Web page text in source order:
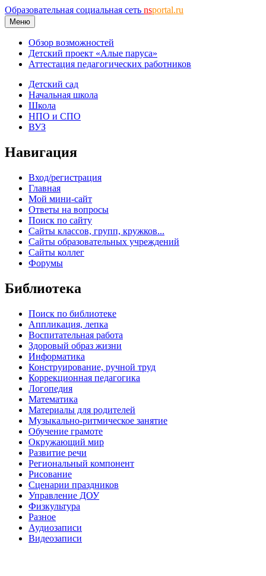
Образовательная социальная сеть nsportal.ru
Меню
Обзор возможностей
Детский проект «Алые паруса»
Аттестация педагогических работников
Детский сад
Начальная школа
Школа
НПО и СПО
ВУЗ
Навигация
Вход/регистрация
Главная
Мой мини-сайт
Ответы на вопросы
Поиск по сайту
Сайты классов, групп, кружков...
Сайты образовательных учреждений
Сайты коллег
Форумы
Библиотека
Поиск по библиотеке
Аппликация, лепка
Воспитательная работа
Здоровый образ жизни
Информатика
Конструирование, ручной труд
Коррекционная педагогика
Логопедия
Математика
Материалы для родителей
Музыкально-ритмическое занятие
Обучение грамоте
Окружающий мир
Развитие речи
Региональный компонент
Рисование
Сценарии праздников
Управление ДОУ
Физкультура
Разное
Аудиозаписи
Видеозаписи